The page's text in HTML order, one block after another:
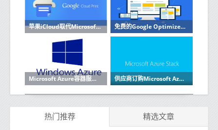
苹果iCloud取代Microsoft Azure缺席Google Cloud 免费的Google Optimize网页工具获得了新的测试功能
Microsoft Azure容器服务以Kubernetes为重点 供应商订购Microsoft Azure Stack混合云系统
热门推荐 精选文章